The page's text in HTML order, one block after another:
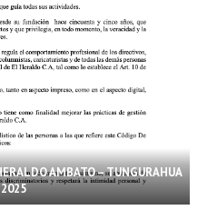
AMBATO – TUNGURAHUA
2025